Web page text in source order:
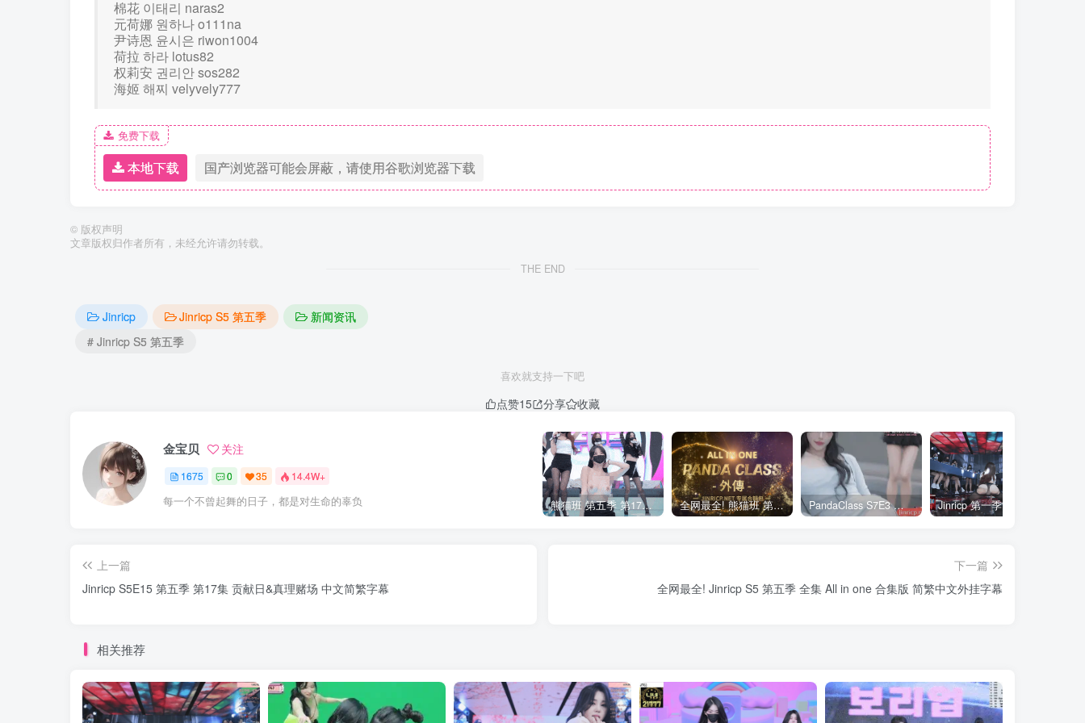
棉花 이태리 naras2
元荷娜 원하나 o111na
尹诗恩 윤시은 riwon1004
荷拉 하라 lotus82
权莉安 권리안 sos282
海姬 해찌 velyvely777
免费下载
本地下载 国产浏览器可能会屏蔽，请使用谷歌浏览器下载
© 版权声明
文章版权归作者所有，未经允许请勿转载。
THE END
Jinricp Jinricp S5 第五季
新闻资讯
# Jinricp S5 第五季
喜欢就支持一下吧
点赞15 分享 收藏
金宝贝 关注
1675 0 35 14.4W+
每一个不曾起舞的日子，都是对生命的辜负 熊猫班 第五季 第17期 最终职级赛&完结 全网最全! 熊猫班 第6季 外传 SpinOff 全集 All in one 合集版 中英韩简繁字幕外挂版 PandaClass S7E3 熊猫班 第7季 第3期 二十一点日 中英韩简繁字幕
上一篇
Jinricp S5E15 第五季 第17集 贡献日&真理赌场 中文简繁字幕
下一篇
全网最全! Jinricp S5 第五季 全集 All in one 合集版 简繁中文外挂字幕
相关推荐